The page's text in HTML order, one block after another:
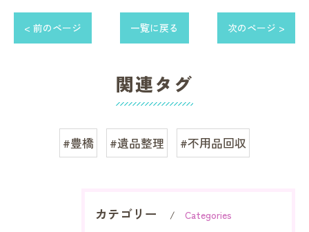
< 前のページ 一覧に戻る 次のページ >
関連タグ
#豊橋 #遺品整理 #不用品回収
カテゴリー Categories